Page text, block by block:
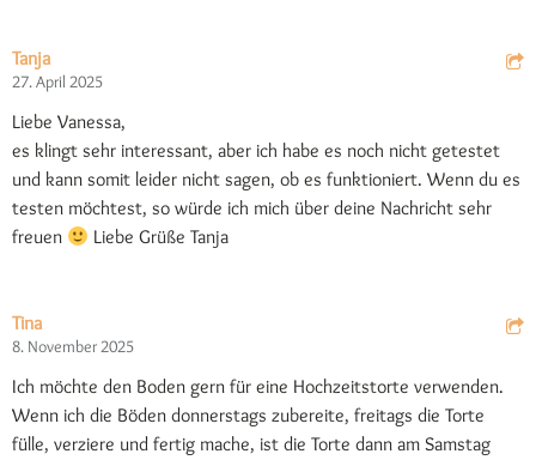
Tanja
27. April 2025
Liebe Vanessa,
es klingt sehr interessant, aber ich habe es noch nicht getestet
und kann somit leider nicht sagen, ob es funktioniert. Wenn du es
testen möchtest, so würde ich mich über deine Nachricht sehr
freuen
Liebe Grüße Tanja
Tina
8. November 2025
Ich möchte den Boden gern für eine Hochzeitstorte verwenden.
Wenn ich die Böden donnerstags zubereite, freitags die Torte
fülle, verziere und fertig mache, ist die Torte dann am Samstag